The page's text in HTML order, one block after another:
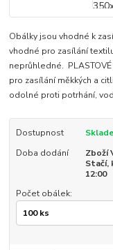
Obálky jsou vhodné k
vhodné pro zasílání
neprůhledné.
pro zasílání měkkých a
odolné proti potrhání,
Dostupnost
Doba dodání
Zboží
Stačí,
12:00
Počet obálek: